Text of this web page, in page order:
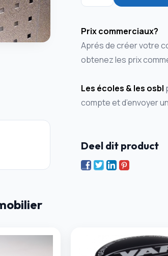
Prix commerciaux?
Aprés de créer votre
obtenez les prix
Les écoles & les osbl
compte et d’envoyer
Deel dit product